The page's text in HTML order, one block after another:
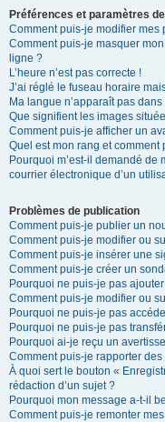
Préférences et paramètres
Comment puis-je modifier mes
Comment puis-je masquer
ligne ?
L’heure n’est pas correcte !
J’ai réglé le fuseau horaire
Ma langue n’apparaît pas dans
Que signifient les images
Comment puis-je afficher un
Quel est mon rang et comment
Pourquoi m’est-il demandé
courrier électronique d’un
Problèmes de publication
Comment puis-je publier un
Comment puis-je modifier ou
Comment puis-je insérer une
Comment puis-je créer un
Pourquoi ne puis-je pas
Comment puis-je modifier ou
Pourquoi ne puis-je pas
Pourquoi ne puis-je pas
Pourquoi ai-je reçu un
Comment puis-je rapporter
À quoi sert le bouton «
rédaction d’un sujet ?
Pourquoi mon message a-t-il
Comment puis-je remonter